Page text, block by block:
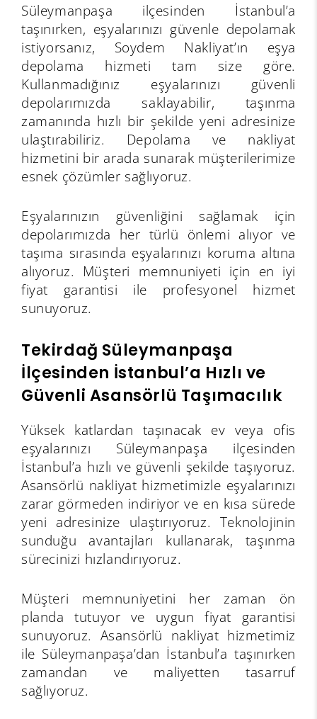
Süleymanpaşa ilçesinden İstanbul’a
taşınırken, eşyalarınızı güvenle depolamak
istiyorsanız, Soydem Nakliyat’ın eşya
depolama hizmeti tam size göre.
Kullanmadığınız eşyalarınızı güvenli
depolarımızda saklayabilir, taşınma
zamanında hızlı bir şekilde yeni adresinize
ulaştırabiliriz. Depolama ve nakliyat
hizmetini bir arada sunarak müşterilerimize
esnek çözümler sağlıyoruz.
Eşyalarınızın güvenliğini sağlamak için
depolarımızda her türlü önlemi alıyor ve
taşıma sırasında eşyalarınızı koruma altına
alıyoruz. Müşteri memnuniyeti için en iyi
fiyat garantisi ile profesyonel hizmet
sunuyoruz.
Tekirdağ Süleymanpaşa
İlçesinden İstanbul’a Hızlı ve
Güvenli Asansörlü Taşımacılık
Yüksek katlardan taşınacak ev veya ofis
eşyalarınızı Süleymanpaşa ilçesinden
İstanbul’a hızlı ve güvenli şekilde taşıyoruz.
Asansörlü nakliyat hizmetimizle eşyalarınızı
zarar görmeden indiriyor ve en kısa sürede
yeni adresinize ulaştırıyoruz. Teknolojinin
sunduğu avantajları kullanarak, taşınma
sürecinizi hızlandırıyoruz.
Müşteri memnuniyetini her zaman ön
planda tutuyor ve uygun fiyat garantisi
sunuyoruz. Asansörlü nakliyat hizmetimiz
ile Süleymanpaşa’dan İstanbul’a taşınırken
zamandan ve maliyetten tasarruf
sağlıyoruz.